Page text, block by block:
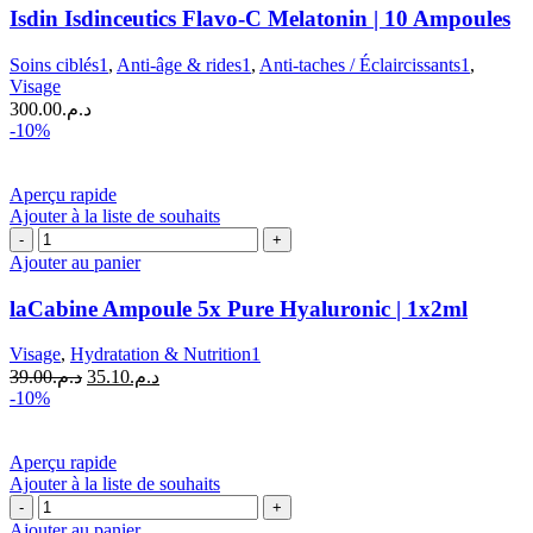
Isdin Isdinceutics Flavo-C Melatonin | 10 Ampoules
Soins ciblés1 , Anti-âge & rides1 , Anti-taches / Éclaircissants1 ,
Visage
د.م.300.00
-10%
Aperçu rapide
Ajouter à la liste de souhaits
quantité
de
laCabine
Ampoule
5x
Pure
Hyaluronic
|
1x2ml
Ajouter au panier
laCabine Ampoule 5x Pure Hyaluronic | 1x2ml
Visage, Hydratation & Nutrition1
د.م.39.00
Le
د.م.35.10
Le
-10%
Aperçu rapide
Ajouter à la liste de souhaits
quantité
de